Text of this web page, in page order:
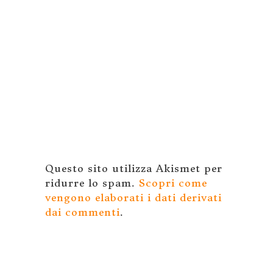
Questo sito utilizza Akismet per
ridurre lo spam. Scopri come
vengono elaborati i dati derivati
dai commenti.